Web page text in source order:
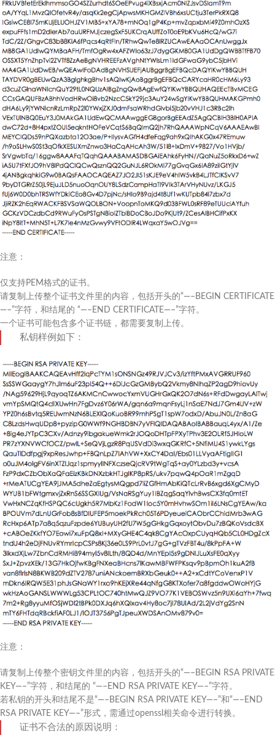
注意：
仅支持PEM格式的证书。
请复制上传整个证书文件里的内容，包括开头的“—–BEGIN CERTIFICATE
—–”字符，和结尾的 “—–END CERTIFICATE—–”字符。
一个证书可能包含多个证书链，都需要复制上传。
私钥样例如下：
注意：
请复制上传整个密钥文件里的内容，包括开头的“—–BEGIN RSA PRIVATE
KEY—–”字符，和结尾的 “—–END RSA PRIVATE KEY—–”字符。
若私钥的开头和结尾不是“—–BEGIN RSA PRIVATE KEY—–”和“—–END
RSA PRIVATE KEY—–”形式，需通过openssl相关命令进行转换。
证书不合法的原因说明：